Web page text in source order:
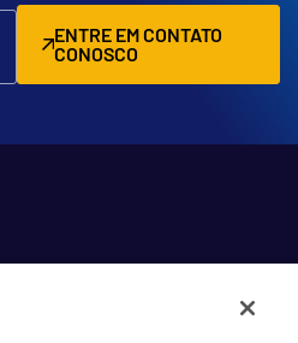
ENTRE EM CONTATO
CONOSCO